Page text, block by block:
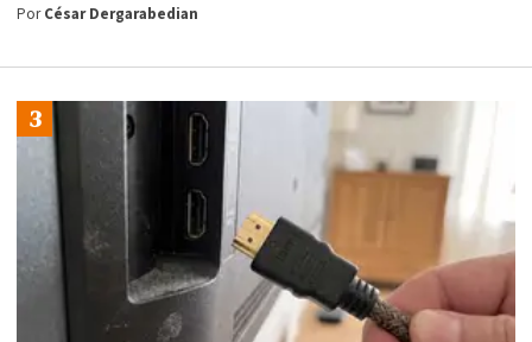
PorCésar Dergarabedian